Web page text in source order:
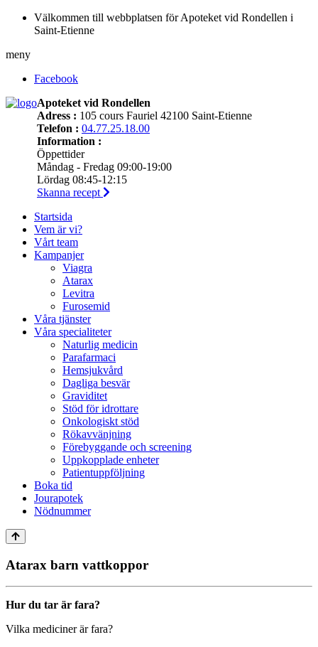
Välkommen till webbplatsen för Apoteket vid Rondellen i
Saint-Etienne
meny
Facebook
Apoteket vid Rondellen
Adress : 105 cours Fauriel 42100 Saint-Etienne
Telefon : 04.77.25.18.00
Information :
Öppettider
Måndag - Fredag 09:00-19:00
Lördag 08:45-12:15
Skanna recept
Startsida
Vem är vi?
Vårt team
Kampanjer
Viagra
Atarax
Levitra
Furosemid
Våra tjänster
Våra specialiteter
Naturlig medicin
Parafarmaci
Hemsjukvård
Dagliga besvär
Graviditet
Stöd för idrottare
Onkologiskt stöd
Rökavvänjning
Förebyggande och screening
Uppkopplade enheter
Patientuppföljning
Boka tid
Jourapotek
Nödnummer
Atarax barn vattkoppor
Hur du tar är fara?
Vilka mediciner är fara?